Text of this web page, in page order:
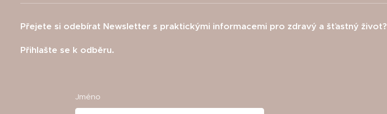
Přejete si odebírat Newsletter s praktickými informacemi pro zdravý a šťastný život?
Přihlašte se k odběru.
Jméno